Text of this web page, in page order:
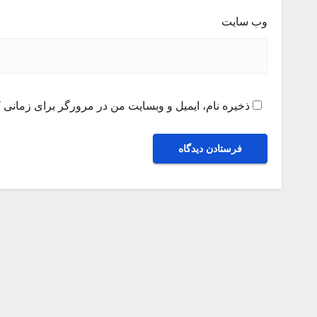
وب‌ سایت
ذخیره نام، ایمیل و وبسایت من در مرورگر برای